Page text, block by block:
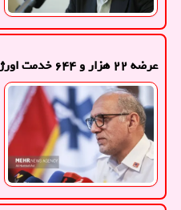
عرضه ۲۲ هزار و ۶۴۴ خدمت اورژانسی به زائرین